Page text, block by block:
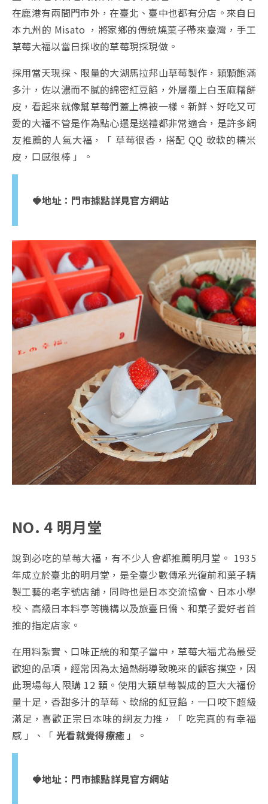
在鹿港有兩間門市外，在臺北、臺中也都有分店。來自日
本九州的 Misato ，將家鄉的傳統燒菓子帶來臺灣，手工
草莓大福以當日採收的草莓現採現做。
採用當天現採、限量的大湖馬拉邦山草莓製作，顆顆飽滿
多汁，佐以濃而不膩的綿密紅豆餡，外層覆上白玉麻糬餅
皮，看起來就像幫草莓們蓋上棉被一樣。新鮮、好吃又可
愛的大福不管是作為點心還是送禮都非常適合，是許多網
友推薦的人氣大福，「 草莓很香，搭配 QQ 軟軟的糯米
皮，口感很棒 」。
🍓地址： 門市據點詳見官方網站
NO. 4 明月堂
說到必吃的草莓大福，有不少人會都推薦明月堂。 1935
年成立於臺北的明月堂，是全臺少數傳承光復前和菓子精
製工藝的老字號店舖，同時也是日本交流協會、日本小學
校、高級日本料亭等機構以及旅臺日僑、和菓子愛好者首
推的指定店家。
在用料紮實、口味正統的和菓子當中，草莓大福尤為最受
歡迎的品項，經常因為太過熱銷導致晚來的顧客撲空，因
此現場每人限購 12 顆。使用大顆草莓製成的巨大大福份
量十足，香甜多汁的草莓、軟綿的紅豆餡，一口咬下超級
滿足，喜歡正宗日本味的網友力推，「 吃完真的有幸福
感 」、「 光看就覺得療癒 」。
🍓地址： 門市據點詳見官方網站